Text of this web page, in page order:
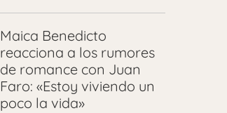
Maica Benedicto
reacciona a los rumores
de romance con Juan
Faro: «Estoy viviendo un
poco la vida»